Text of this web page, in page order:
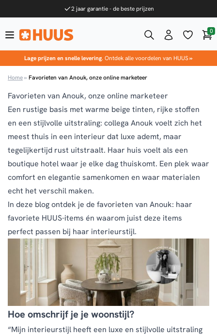
2 jaar garantie - de beste prijzen
0
Lage prijzen en snelle levering. Ontdek alle voordelen van HUUS»
Home» Favorieten van Anouk, onze online marketeer
Favorieten van Anouk, onze online marketeer
Een rustige basis met warme beige tinten, rijke stoffen
en een stijlvolle uitstraling: collega Anouk voelt zich het
meest thuis in een interieur dat luxe ademt, maar
tegelijkertijd rust uitstraalt. Haar huis voelt als een
boutique hotel waar je elke dag thuiskomt. Een plek waar
comfort en elegantie samenkomen en waar materialen
echt het verschil maken.
In deze blog ontdek je de favorieten van Anouk: haar
favoriete HUUS-items én waarom juist deze items
perfect passen bij haar interieurstijl.
Hoe omschrijf je je woonstijl?
“Mijn interieurstijl heeft een luxe en stijlvolle uitstraling